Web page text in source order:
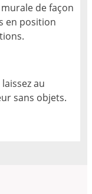
de façon
en position
au
sans objets.